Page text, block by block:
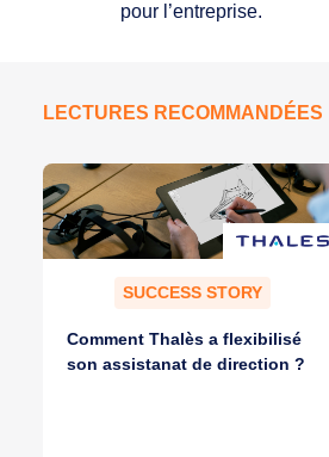
pour l’entreprise.
LECTURES RECOMMANDÉES
SUCCESS STORY
Comment Thalès a flexibilisé
son assistanat de direction ?